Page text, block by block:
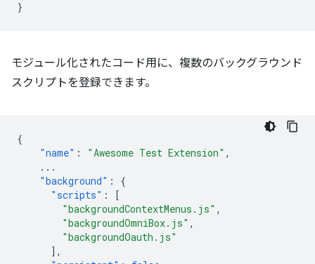
モジュール化されたコード用に、複数のバックグラウンド
スクリプトを登録できます。
{
"name" : "Awesome Test Extension" ,
...
"background" :
{
"scripts" :
[
"backgroundContextMenus.js" ,
"backgroundOmniBox.js" ,
"backgroundOauth.js"
],